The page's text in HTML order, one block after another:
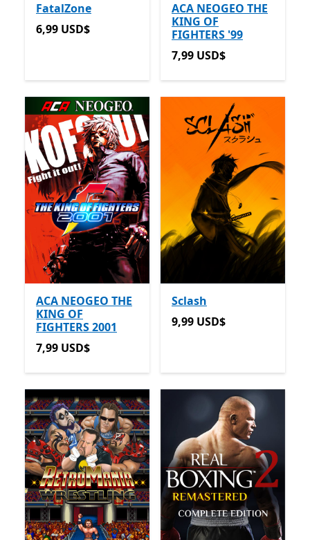
FatalZone
6,99 USD$
6,99 USD$
ACA NEOGEO THE
KING OF
FIGHTERS '99
7,99 USD$
7,99 USD$
ACA NEOGEO THE
KING OF
FIGHTERS 2001
7,99 USD$
7,99 USD$
Sclash
9,99 USD$
9,99 USD$